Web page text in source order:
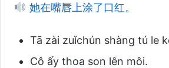
她在嘴唇上涂了口红。
Tā zài zuǐchún shàng tú le
Cô ấy thoa son lên môi.